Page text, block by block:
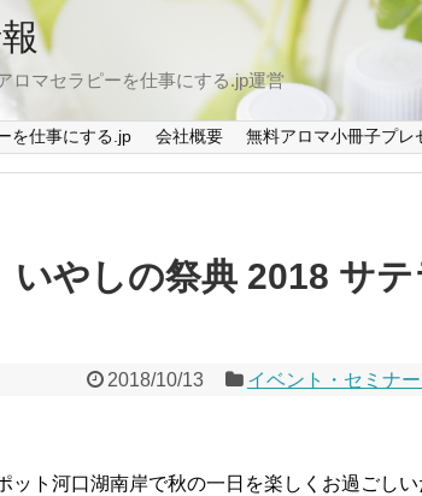
ロマセラピーを仕事にする.jp運営
を仕事にする.jp 会社概要 無料アロマ小冊子プレ
やしの祭典 2018 サテ
2018/10/13 イベント・セミナ
ット河口湖南岸で秋の一日を楽しくお過ごしい